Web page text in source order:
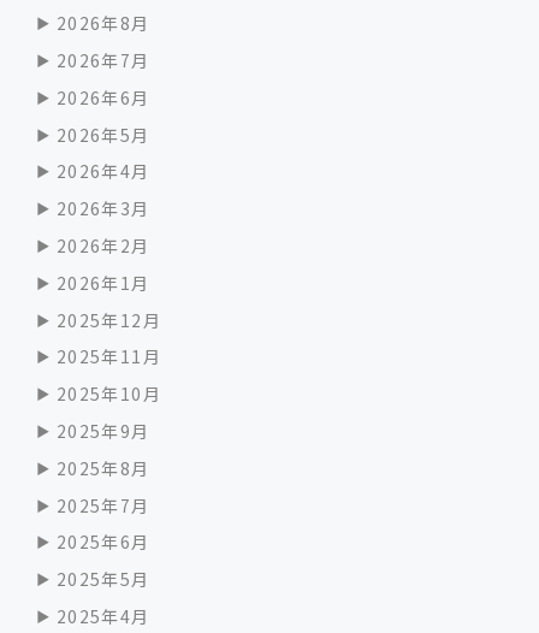
2026年8月
2026年7月
2026年6月
2026年5月
2026年4月
2026年3月
2026年2月
2026年1月
2025年12月
2025年11月
2025年10月
2025年9月
2025年8月
2025年7月
2025年6月
2025年5月
2025年4月